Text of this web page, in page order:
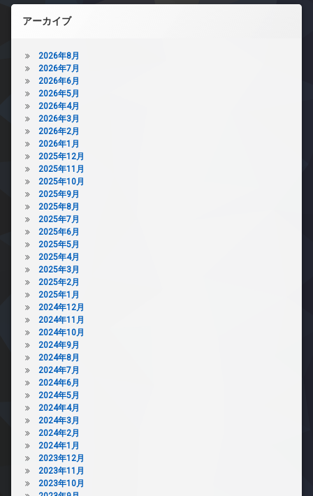
アーカイブ
2026年8月
2026年7月
2026年6月
2026年5月
2026年4月
2026年3月
2026年2月
2026年1月
2025年12月
2025年11月
2025年10月
2025年9月
2025年8月
2025年7月
2025年6月
2025年5月
2025年4月
2025年3月
2025年2月
2025年1月
2024年12月
2024年11月
2024年10月
2024年9月
2024年8月
2024年7月
2024年6月
2024年5月
2024年4月
2024年3月
2024年2月
2024年1月
2023年12月
2023年11月
2023年10月